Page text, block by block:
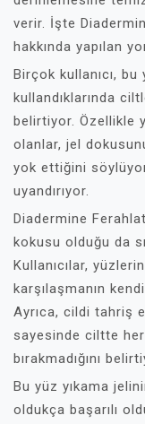
verir. İşte
hakkında yapılan
Birçok kullanıcı,
kullandıklarında
belirtiyor. Özellikle
olanlar, jel
yok ettiğini
uyandırıyor.
Diadermine
kokusu olduğu da
Kullanıcılar,
karşılaşmanın
Ayrıca, cildi tahriş
sayesinde ciltte
bırakmadığını
Bu yüz yıkama
oldukça başarılı